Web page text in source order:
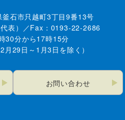
石市只越町3丁目9番13号
表）／Fax：0193-22-2686
30分から17時15分
月29日～1月3日を除く）
お問い合わせ